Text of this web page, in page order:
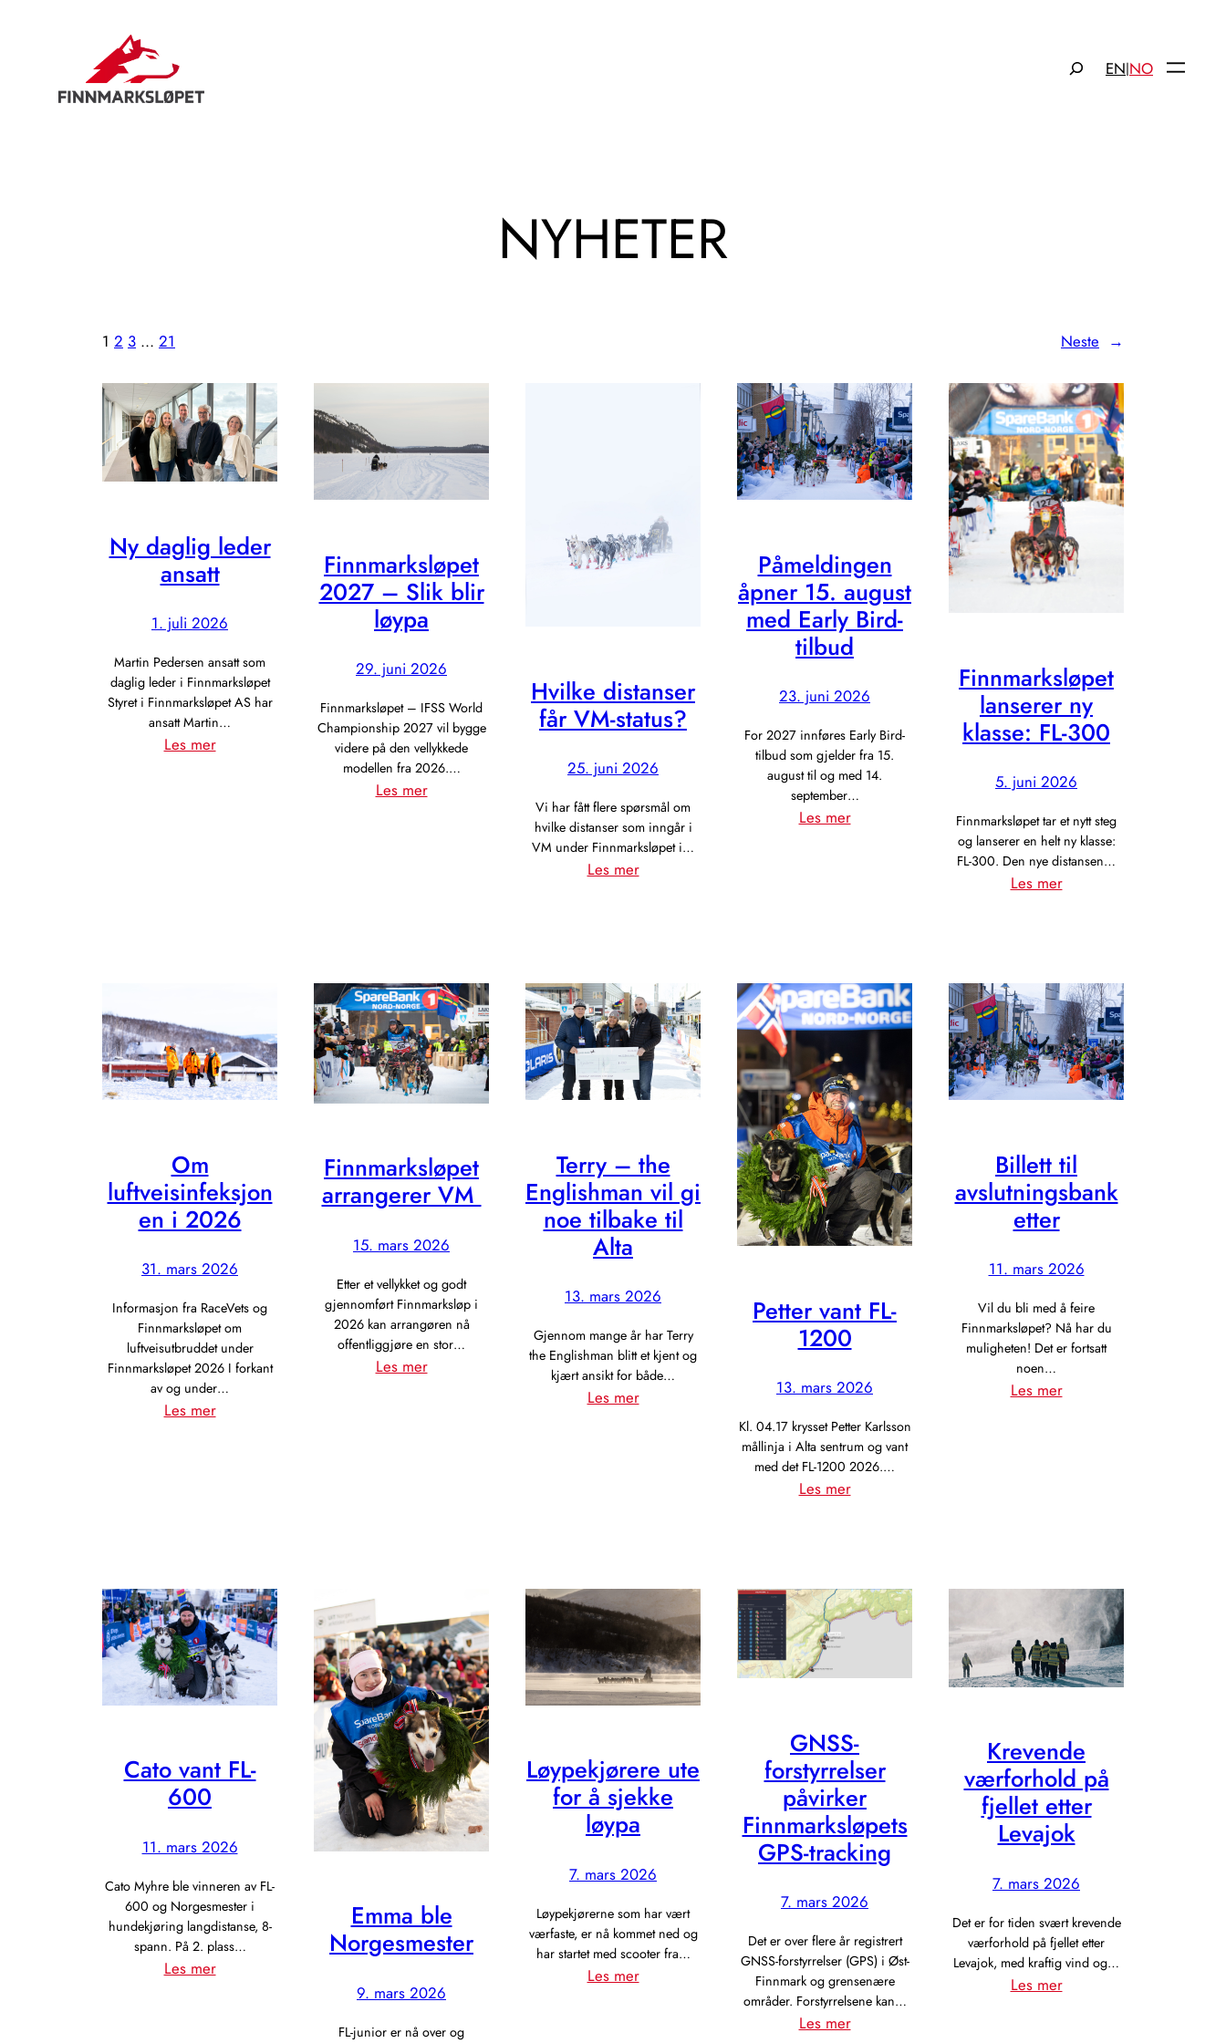
EN|NO
NYHETER
1 2 3 … 21 Neste →
Ny daglig leder
ansatt
1. juli 2026
Martin Pedersen ansatt som
daglig leder i Finnmarksløpet
Styret i Finnmarksløpet AS har
ansatt Martin…
Les mer:
Finnmarksløpet
2027 – Slik blir
løypa
29. juni 2026
Finnmarksløpet – IFSS World
Championship 2027 vil bygge
videre på den vellykkede
modellen fra 2026.…
Les mer:
Hvilke distanser
får VM-status?
25. juni 2026
Vi har fått flere spørsmål om
hvilke distanser som inngår i
VM under Finnmarksløpet i…
Les mer:
status?
Påmeldingen
åpner 15. august
med Early Bird-
tilbud
23. juni 2026
For 2027 innføres Early Bird-
tilbud som gjelder fra 15.
august til og med 14.
september…
Les mer:
Bird-
tilbud
Finnmarksløpet
lanserer ny
klasse: FL-300
5. juni 2026
Finnmarksløpet tar et nytt steg
og lanserer en helt ny klasse:
FL-300. Den nye distansen…
Les mer:
FL-
300
Om
luftveisinfeksjon
en i 2026
31. mars 2026
Informasjon fra RaceVets og
Finnmarksløpet om
luftveisutbruddet under
Finnmarksløpet 2026 I forkant
av og under…
Les mer:
Finnmarksløpet
arrangerer VM
15. mars 2026
Etter et vellykket og godt
gjennomført Finnmarksløp i
2026 kan arrangøren nå
offentliggjøre en stor…
Les mer:
Terry – the
Englishman vil gi
noe tilbake til
Alta
13. mars 2026
Gjennom mange år har Terry
the Englishman blitt et kjent og
kjært ansikt for både…
Les mer:
tilbake
til
Alta
Petter vant FL-
1200
13. mars 2026
Kl. 04.17 krysset Petter Karlsson
mållinja i Alta sentrum og vant
med det FL-1200 2026.…
Les mer:
Billett til
avslutningsbank
etter
11. mars 2026
Vil du bli med å feire
Finnmarksløpet? Nå har du
muligheten! Det er fortsatt
noen…
Les mer:
Cato vant FL-
600
11. mars 2026
Cato Myhre ble vinneren av FL-
600 og Norgesmester i
hundekjøring langdistanse, 8-
spann. På 2. plass…
Les mer:
Emma ble
Norgesmester
9. mars 2026
FL-junior er nå over og
Løypekjørere ute
for å sjekke
løypa
7. mars 2026
Løypekjørerne som har vært
værfaste, er nå kommet ned og
har startet med scooter fra…
Les mer:
GNSS-
forstyrrelser
påvirker
Finnmarksløpets
GPS-tracking
7. mars 2026
Det er over flere år registrert
GNSS-forstyrrelser (GPS) i Øst-
Finnmark og grensenære
områder. Forstyrrelsene kan…
Les mer:
Krevende
værforhold på
fjellet etter
Levajok
7. mars 2026
Det er for tiden svært krevende
værforhold på fjellet etter
Levajok, med kraftig vind og…
Les mer: